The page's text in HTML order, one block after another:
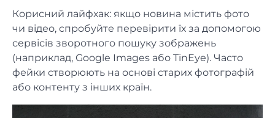
Корисний лайфхак: якщо новина містить фото
чи відео, спробуйте перевірити їх за допомогою
сервісів зворотного пошуку зображень
(наприклад, Google Images або TinEye). Часто
фейки створюють на основі старих фотографій
або контенту з інших країн.